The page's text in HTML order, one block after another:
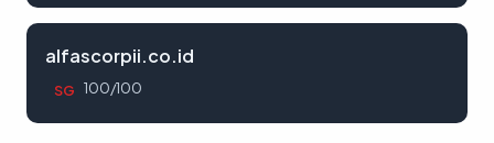
alfascorpii.co.id
SG 100/100